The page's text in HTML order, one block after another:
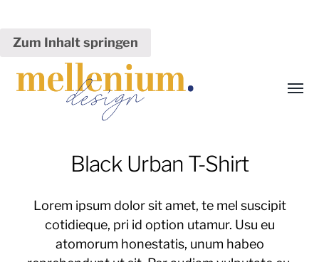
Zum Inhalt springen
Mélanie
Fischer
Menü
Black Urban T-Shirt
Lorem ipsum dolor sit amet, te mel suscipit
cotidieque, pri id option utamur. Usu eu
atomorum honestatis, unum habeo